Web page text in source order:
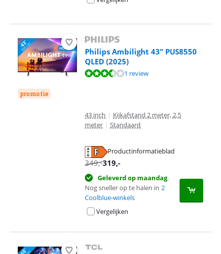
promotie
Philips Ambilight 43" PUS8550
QLED (2025)
Beoordeling is 6,8 van de 10, gebaseerd op 1 review.
1 review
43 inch | Kijkafstand 2 meter, 2,5
meter | Standaard
Productinformatieblad
349,-319,-
Geleverd op maandag
Nog sneller op te halen in 2
Coolblue-winkels
Vergelijken